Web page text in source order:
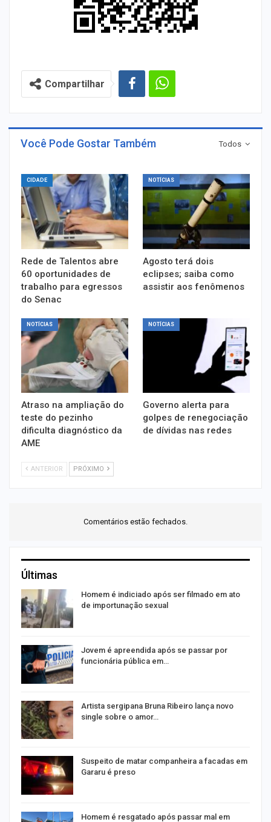
Compartilhar
Todos
Você Pode Gostar Também
CIDADE
Rede de Talentos abre
60 oportunidades de
trabalho para egressos
do Senac
NOTÍCIAS
Agosto terá dois
eclipses; saiba como
assistir aos fenômenos
NOTÍCIAS
Atraso na ampliação do
teste do pezinho
dificulta diagnóstico da
AME
NOTÍCIAS
Governo alerta para
golpes de renegociação
de dívidas nas redes
ANTERIOR PRÓXIMO
Comentários estão fechados.
Últimas
Homem é indiciado após ser filmado em ato
de importunação sexual
Jovem é apreendida após se passar por
funcionária pública em…
Artista sergipana Bruna Ribeiro lança novo
single sobre o amor…
Suspeito de matar companheira a facadas em
Gararu é preso
Homem é resgatado após passar mal em